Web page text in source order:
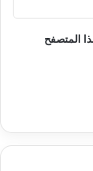
المتصفح